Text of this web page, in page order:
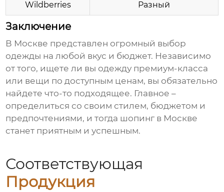
Wildberries Разный
Заключение
В Москве представлен огромный выбор
одежды на любой вкус и бюджет. Независимо
от того, ищете ли вы одежду премиум-класса
или вещи по доступным ценам, вы обязательно
найдете что-то подходящее. Главное –
определиться со своим стилем, бюджетом и
предпочтениями, и тогда шопинг в Москве
станет приятным и успешным.
Соответствующая
Продукция